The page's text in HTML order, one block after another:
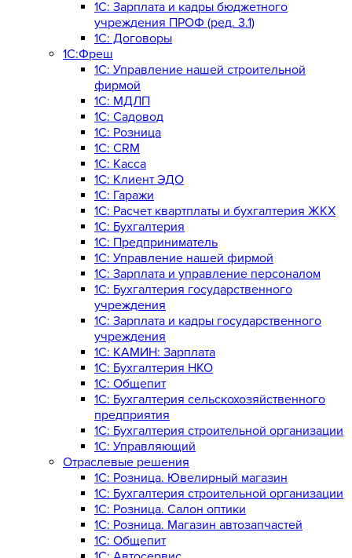
1C: Зарплата и кадры бюджетного
учреждения ПРОФ (ред. 3.1)
1С: Договоры
1С:Фреш
1С: Управление нашей строительной
фирмой
1С: МДЛП
1С: Садовод
1С: Розница
1C: CRM
1C: Касса
1С: Клиент ЭДО
1С: Гаражи
1C: Расчет квартплаты и бухгалтерия ЖКХ
1C: Бухгалтерия
1C: Предприниматель
1C: Управление нашей фирмой
1C: Зарплата и управление персоналом
1C: Бухгалтерия государственного
учреждения
1C: Зарплата и кадры государственного
учреждения
1C: КАМИН: Зарплата
1C: Бухгалтерия НКО
1С: Общепит
1С: Бухгалтерия сельскохозяйст­венного
предприятия
1С: Бухгалтерия строительной организации
1С: Управляющий
Отраслевые решения
1С: Розница. Ювелирный магазин
1С: Бухгалтерия строительной организации
1С: Розница. Салон оптики
1С: Розница. Магазин автозапчастей
1C: Общепит